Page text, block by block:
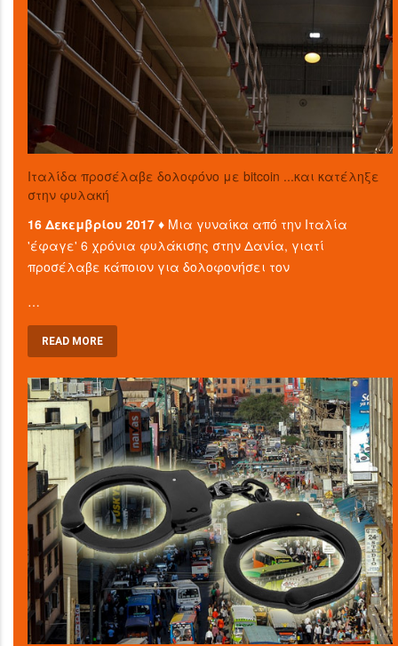
Ιταλίδα προσέλαβε δολοφόνο με bitcoin ...και κατέληξε
στην φυλακή
16 Δεκεμβρίου 2017 ♦ Μια γυναίκα από την Ιταλία
'έφαγε' 6 χρόνια φυλάκισης στην Δανία, γιατί
προσέλαβε κάποιον για δολοφονήσει τον
…
READ MORE